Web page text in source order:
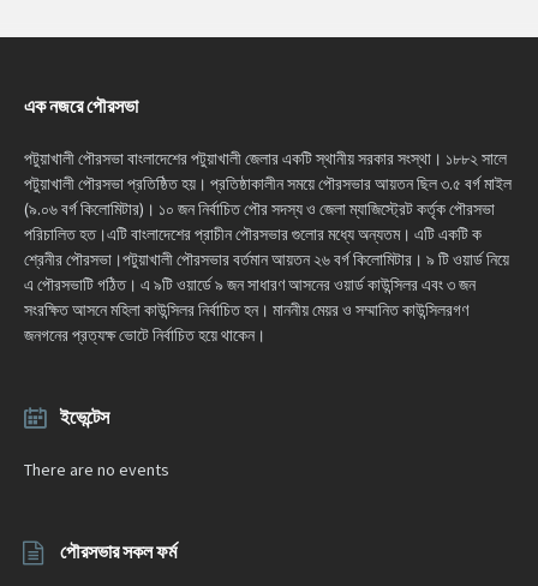
এক নজরে পৌরসভা
পটুয়াখালী পৌরসভা বাংলাদেশের পটুয়াখালী জেলার একটি স্থানীয় সরকার সংস্থা। ১৮৮২ সালে
পটুয়াখালী পৌরসভা প্রতিষ্ঠিত হয়। প্রতিষ্ঠাকালীন সময়ে পৌরসভার আয়তন ছিল ৩.৫ বর্গ মাইল
(৯.০৬ বর্গ কিলোমিটার)। ১০ জন নির্বাচিত পৌর সদস্য ও জেলা ম্যাজিস্ট্রেট কর্তৃক পৌরসভা
পরিচালিত হত।এটি বাংলাদেশের প্রাচীন পৌরসভার গুলোর মধ্যে অন্যতম। এটি একটি ক
শ্রেনীর পৌরসভা।পটুয়াখালী পৌরসভার বর্তমান আয়তন ২৬ বর্গ কিলোমিটার। ৯ টি ওয়ার্ড নিয়ে
এ পৌরসভাটি গঠিত। এ ৯টি ওয়ার্ডে ৯ জন সাধারণ আসনের ওয়ার্ড কাউন্সিলর এবং ৩ জন
সংরক্ষিত আসনে মহিলা কাউন্সিলর নির্বাচিত হন। মাননীয় মেয়র ও সম্মানিত কাউন্সিলরগণ
জনগনের প্রত্যক্ষ ভোটে নির্বাচিত হয়ে থাকেন।
ইভেন্টেস
There are no events
পৌরসভার সকল ফর্ম